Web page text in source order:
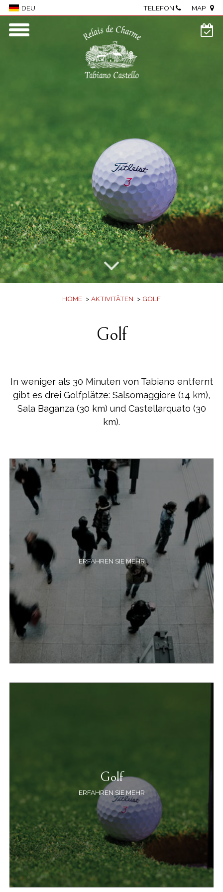
DEU TELEFON MAP
Antico Borgo Tabiano Castello - Relais
Wellness Center
Restaurant
Meetings und Events
Önogastronomie
Besichtigungen des Castello
Aktivitäten
Lage
Bildergalerie
Angebote
Buch
HOME AKTIVITÄTEN GOLF
Golf
In weniger als 30 Minuten von Tabiano entfernt
gibt es drei Golfplätze: Salsomaggiore (14 km),
Sala Baganza (30 km) und Castellarquato (30
km).
ERFAHREN SIE MEHR
Golf
ERFAHREN SIE MEHR